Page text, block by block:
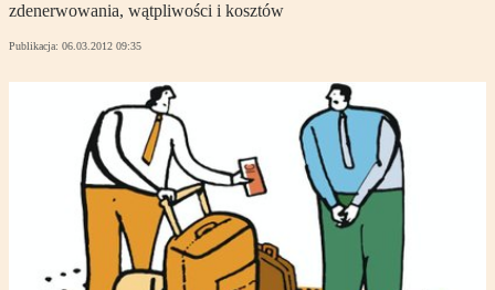
zdenerwowania, wątpliwości i kosztów
Publikacja: 06.03.2012 09:35